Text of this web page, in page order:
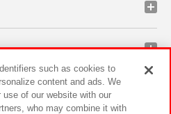
such as cookies to
content and ads. We
of our website with our
who may combine it with